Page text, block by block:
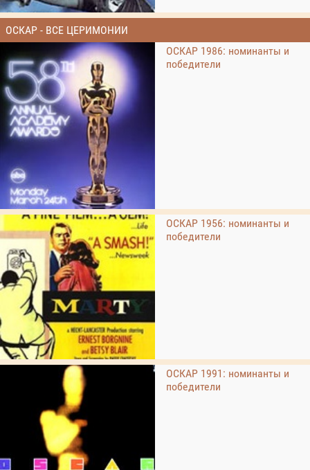
ОСКАР - ВСЕ ЦЕРИМОНИИ
ОСКАР 1986: номинанты и
победители
ОСКАР 1956: номинанты и
победители
ОСКАР 1991: номинанты и
победители